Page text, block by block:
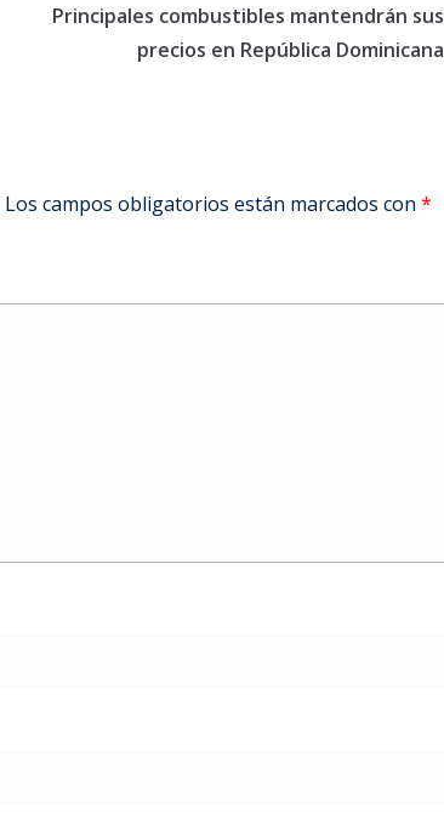
Principales combustibles mantendrán sus
precios en República Dominicana
Los campos obligatorios están marcados con *